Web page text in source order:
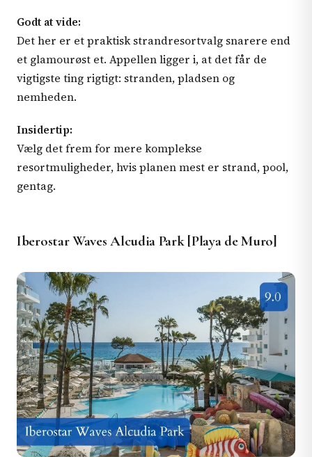
Godt at vide:
Det her er et praktisk strandresortvalg snarere end
et glamourøst et. Appellen ligger i, at det får de
vigtigste ting rigtigt: stranden, pladsen og
nemheden.
Insidertip:
Vælg det frem for mere komplekse
resortmuligheder, hvis planen mest er strand, pool,
gentag.
Iberostar Waves Alcudia Park [Playa de Muro]